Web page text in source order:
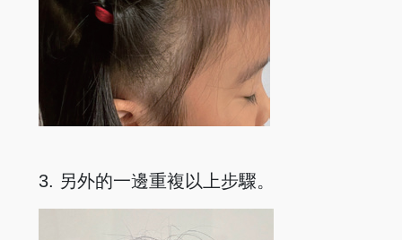
3. 另外的一邊重複以上步驟。